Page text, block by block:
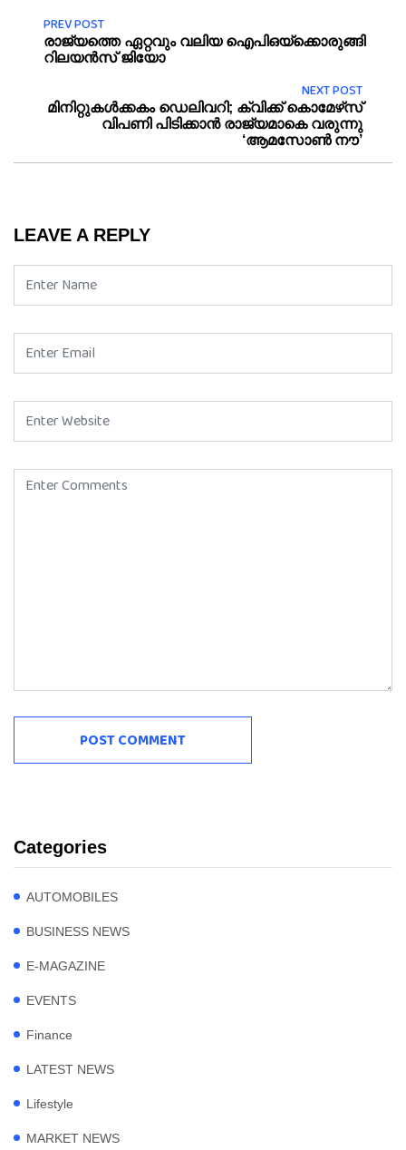
PREV POST
രാജ്യത്തെ ഏറ്റവും വലിയ ഐപിഒയ്‌ക്കൊരുങ്ങി
റിലയന്‍സ് ജിയോ
NEXT POST
മിനിറ്റുകൾക്കകം ഡെലിവറി; ക്വിക്ക് കൊമേഴ്‌സ്
വിപണി പിടിക്കാൻ രാജ്യമാകെ വരുന്നു
‘ആമസോൺ നൗ’
LEAVE A REPLY
Categories
AUTOMOBILES
BUSINESS NEWS
E-MAGAZINE
EVENTS
Finance
LATEST NEWS
Lifestyle
MARKET NEWS